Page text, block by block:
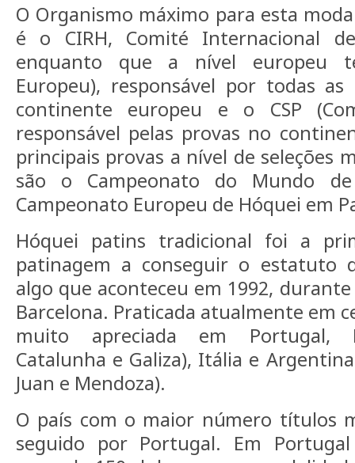
O Organismo máximo para esta
é o CIRH, Comité Internacional
enquanto que a nível europeu
Europeu), responsável por todas
continente europeu e o CSP
responsável pelas provas no
principais provas a nível de seleções
são o Campeonato do Mundo
Campeonato Europeu de Hóquei em
Hóquei patins tradicional foi a
patinagem a conseguir o estatuto
algo que aconteceu em 1992, durante
Barcelona. Praticada atualmente em
muito apreciada em Portugal,
Catalunha e Galiza), Itália e
Juan e Mendoza).
O país com o maior número títulos
seguido por Portugal. Em